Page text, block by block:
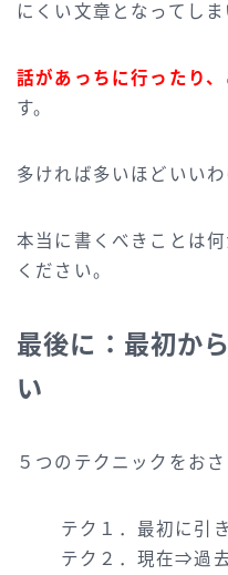
にくい文章となってしま
話があっちに行ったり
す。
多ければ多いほどいい
本当に書くべきことは
ください。
最後に：最初か
い
５つのテクニックをおさ
テク１．最初に引
テク２．現在⇒過